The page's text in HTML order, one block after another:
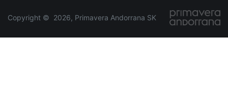
Copyright © 2026, Primavera Andorrana SK